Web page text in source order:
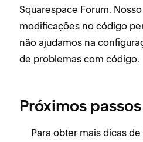
Squarespace Forum.
modificações no código
não ajudamos na
de problemas com código.
Próximos passos
Para obter mais dicas de